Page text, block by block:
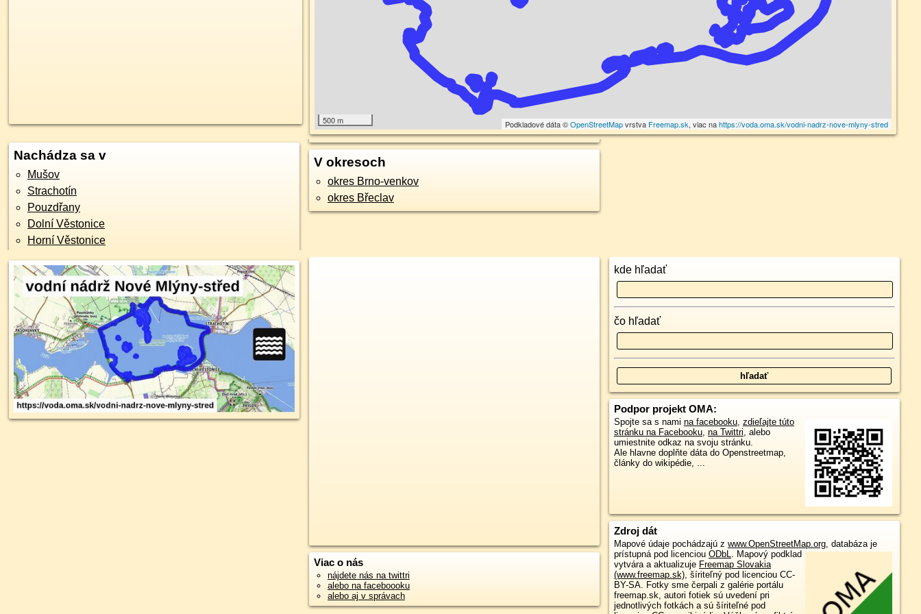
500 m Podkladové dáta ©OpenStreetMapvrstva Freemap.sk, viac nahttps://voda.oma.sk/vodni-nadrz-nove-mlyny-stred
Nachádza sa v
Mušov
Strachotín
Pouzdřany
Dolní Věstonice
Horní Věstonice
V okresoch
okres Brno-venkov
okres Břeclav
Viac o nás
nájdete nás na twittri
alebo na faceboooku
alebo aj v správach
kde hľadať
čo hľadať
Podpor projekt OMA:
Spojte sa s nami na facebooku, zdieľajte túto
stránku na Facebooku, na Twittri, alebo
umiestnite odkaz na svoju stránku.
Ale hlavne doplňte dáta do Openstreetmap,
články do wikipédie, ...
Zdroj dát
Mapové údaje pochádzajú z www.OpenStreetMap.org, databáza je
prístupná pod licenciou ODbL. Mapový podklad
vytvára a aktualizuje Freemap Slovakia
(www.freemap.sk), šíriteľný pod licenciou CC-
BY-SA. Fotky sme čerpali z galérie portálu
freemap.sk, autori fotiek sú uvedení pri
jednotlivých fotkách a sú šíriteľné pod